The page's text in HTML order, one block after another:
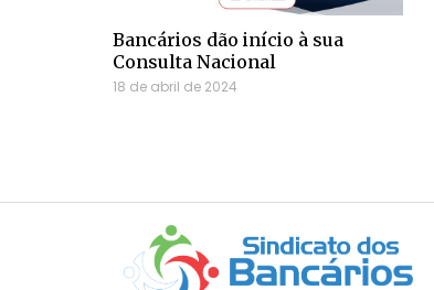
Bancários dão início à sua
Consulta Nacional
18 de abril de 2024